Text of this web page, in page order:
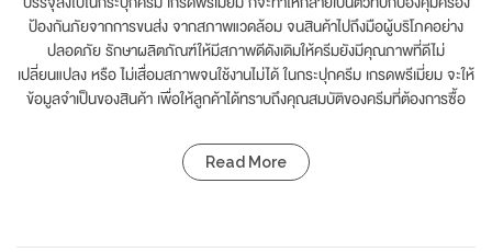
ป้องกันภัยจากการขนส่ง จากสภาพแวดล้อม จนสินค้าไปถึงมือผู้บริโภคอย่าง
ปลอดภัย รักษาผลิตภัณฑ์ให้มีสภาพดีดังเดิมให้ครีมยังมีคุณภาพที่ดีไม่
เปลี่ยนแปลง หรือ ไม่เสื่อมสภาพจนใช้งานไม่ได้ ในกระปุกครีม เกรดพรีเมี่ยม จะให้
ข้อมูลจำเป็นของสินค้า เพื่อให้ลูกค้าได้ทราบถึงคุณสมบัติของครีมที่ต้องการซื้อ
Read More